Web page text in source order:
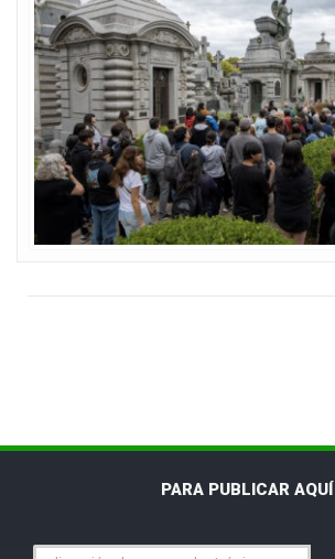
PARA PUBLICAR AQUÍ